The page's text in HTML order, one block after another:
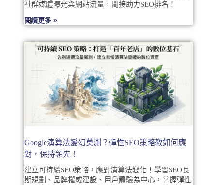
社群媒體曝光與網站流量，間接助力SEO排名！
閱讀更多 »
Google演算法變幻莫測？彈性SEO策略教如何應
對，保持領先！
建立可持續SEO策略，應對演算法變化！學習SEO長
期規劃、品牌權威建設、用戶體驗為中心，掌握彈性